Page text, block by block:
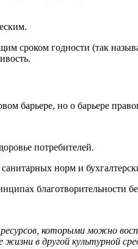
сроком годности (так
барьере, но о барьере
потребителей.
норм и
благотворительности
которыми можно
в другой культурной